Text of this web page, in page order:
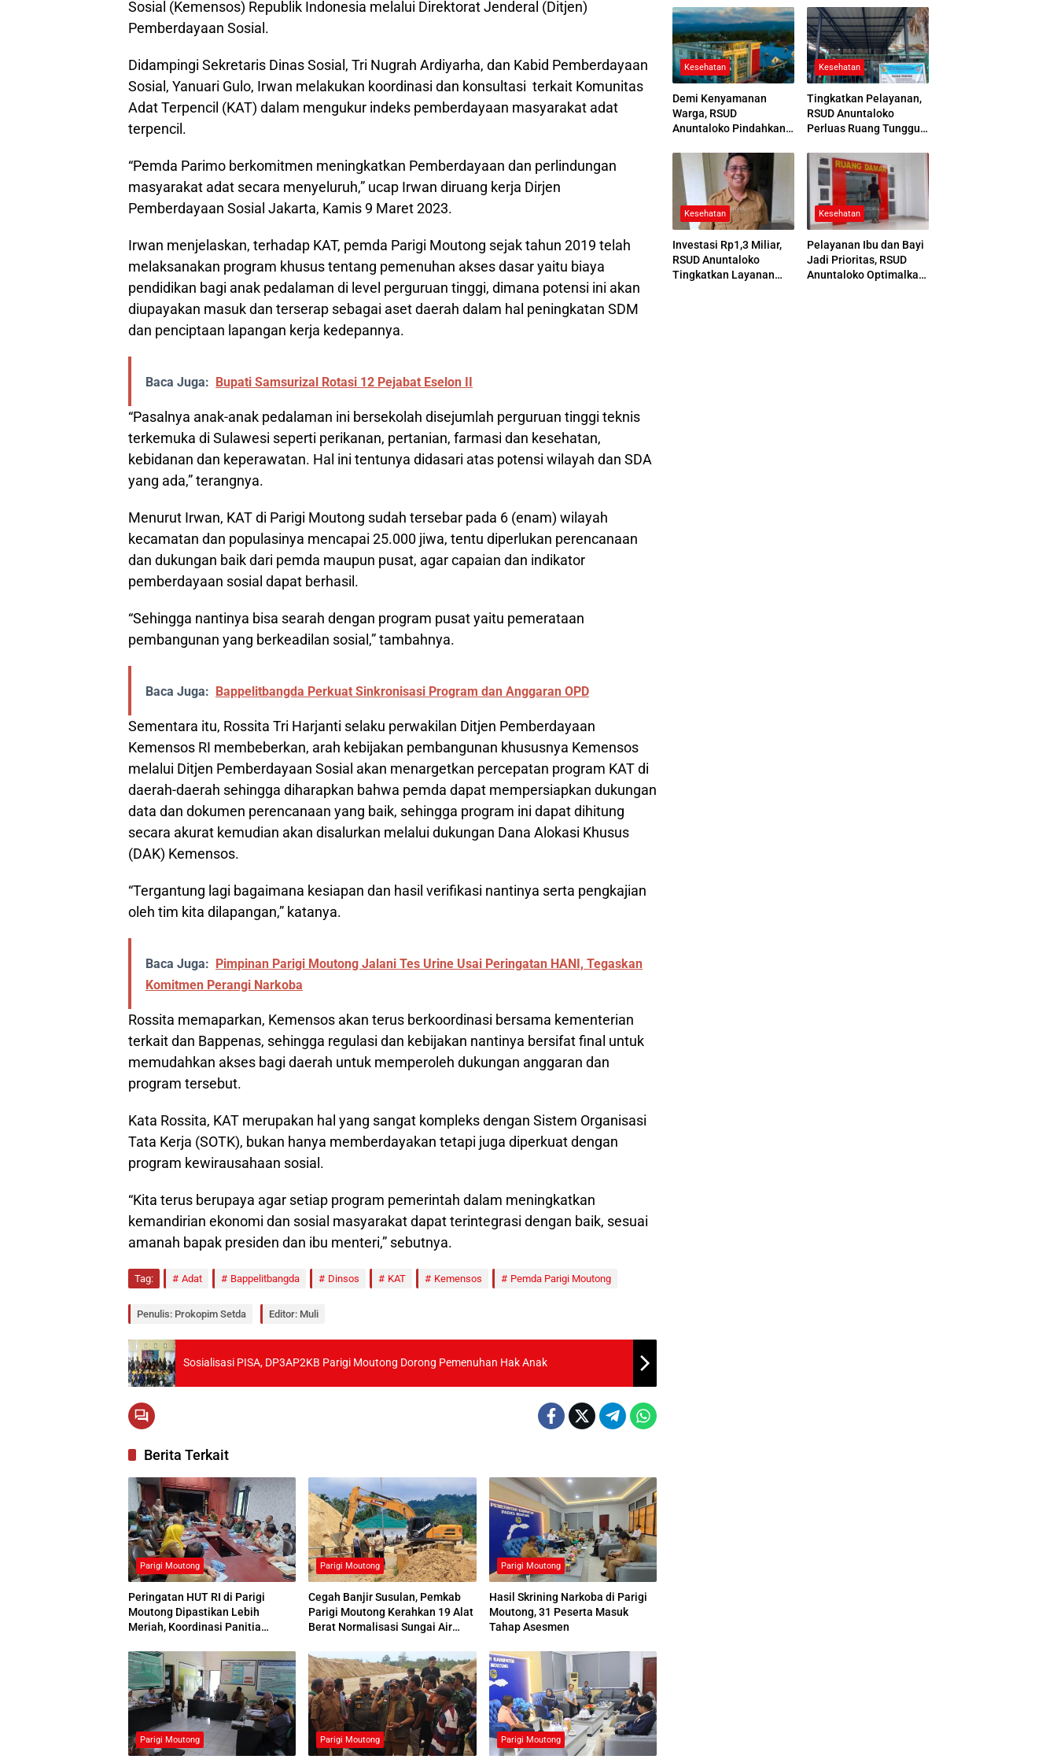
Sosial (Kemensos) Republik Indonesia melalui Direktorat Jenderal (Ditjen)
Pemberdayaan Sosial.
Didampingi Sekretaris Dinas Sosial, Tri Nugrah Ardiyarha, dan Kabid Pemberdayaan
Sosial, Yanuari Gulo, Irwan melakukan koordinasi dan konsultasi terkait Komunitas
Adat Terpencil (KAT) dalam mengukur indeks pemberdayaan masyarakat adat
terpencil.
“Pemda Parimo berkomitmen meningkatkan Pemberdayaan dan perlindungan
masyarakat adat secara menyeluruh,” ucap Irwan diruang kerja Dirjen
Pemberdayaan Sosial Jakarta, Kamis 9 Maret 2023.
Irwan menjelaskan, terhadap KAT, pemda Parigi Moutong sejak tahun 2019 telah
melaksanakan program khusus tentang pemenuhan akses dasar yaitu biaya
pendidikan bagi anak pedalaman di level perguruan tinggi, dimana potensi ini akan
diupayakan masuk dan terserap sebagai aset daerah dalam hal peningkatan SDM
dan penciptaan lapangan kerja kedepannya.
Baca Juga: Bupati Samsurizal Rotasi 12 Pejabat Eselon II
“Pasalnya anak-anak pedalaman ini bersekolah disejumlah perguruan tinggi teknis
terkemuka di Sulawesi seperti perikanan, pertanian, farmasi dan kesehatan,
kebidanan dan keperawatan. Hal ini tentunya didasari atas potensi wilayah dan SDA
yang ada,” terangnya.
Menurut Irwan, KAT di Parigi Moutong sudah tersebar pada 6 (enam) wilayah
kecamatan dan populasinya mencapai 25.000 jiwa, tentu diperlukan perencanaan
dan dukungan baik dari pemda maupun pusat, agar capaian dan indikator
pemberdayaan sosial dapat berhasil.
“Sehingga nantinya bisa searah dengan program pusat yaitu pemerataan
pembangunan yang berkeadilan sosial,” tambahnya.
Baca Juga: Bappelitbangda Perkuat Sinkronisasi Program dan Anggaran OPD
Sementara itu, Rossita Tri Harjanti selaku perwakilan Ditjen Pemberdayaan
Kemensos RI membeberkan, arah kebijakan pembangunan khususnya Kemensos
melalui Ditjen Pemberdayaan Sosial akan menargetkan percepatan program KAT di
daerah-daerah sehingga diharapkan bahwa pemda dapat mempersiapkan dukungan
data dan dokumen perencanaan yang baik, sehingga program ini dapat dihitung
secara akurat kemudian akan disalurkan melalui dukungan Dana Alokasi Khusus
(DAK) Kemensos.
“Tergantung lagi bagaimana kesiapan dan hasil verifikasi nantinya serta pengkajian
oleh tim kita dilapangan,” katanya.
Baca Juga: Pimpinan Parigi Moutong Jalani Tes Urine Usai Peringatan HANI, Tegaskan
Komitmen Perangi Narkoba
Rossita memaparkan, Kemensos akan terus berkoordinasi bersama kementerian
terkait dan Bappenas, sehingga regulasi dan kebijakan nantinya bersifat final untuk
memudahkan akses bagi daerah untuk memperoleh dukungan anggaran dan
program tersebut.
Kata Rossita, KAT merupakan hal yang sangat kompleks dengan Sistem Organisasi
Tata Kerja (SOTK), bukan hanya memberdayakan tetapi juga diperkuat dengan
program kewirausahaan sosial.
“Kita terus berupaya agar setiap program pemerintah dalam meningkatkan
kemandirian ekonomi dan sosial masyarakat dapat terintegrasi dengan baik, sesuai
amanah bapak presiden dan ibu menteri,” sebutnya.
Tag: Adat Bappelitbangda Dinsos KAT Kemensos Pemda Parigi Moutong
Penulis: Prokopim Setda Editor: Muli
Sosialisasi PISA, DP3AP2KB Parigi Moutong Dorong Pemenuhan Hak Anak
Berita Terkait
Parigi Moutong
Peringatan HUT RI di Parigi
Moutong Dipastikan Lebih
Meriah, Koordinasi Panitia
Parigi Moutong
Cegah Banjir Susulan, Pemkab
Parigi Moutong Kerahkan 19 Alat
Berat Normalisasi Sungai Air
Parigi Moutong
Hasil Skrining Narkoba di Parigi
Moutong, 31 Peserta Masuk
Tahap Asesmen
Parigi Moutong Parigi Moutong Parigi Moutong
2026
Kesehatan
Demi Kenyamanan
Warga, RSUD
Anuntaloko Pindahkan
Jenazah
Kesehatan
Tingkatkan Pelayanan,
RSUD Anuntaloko
Perluas Ruang Tunggu
Parkir
Kesehatan
Investasi Rp1,3 Miliar,
RSUD Anuntaloko
Tingkatkan Layanan
Kesehatan
Pelayanan Ibu dan Bayi
Jadi Prioritas, RSUD
Anuntaloko Optimalkan